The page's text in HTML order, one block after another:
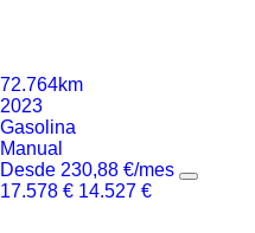
72.764km
2023
Gasolina
Manual
Desde 230,88 €/mes
17.578 € 14.527 €